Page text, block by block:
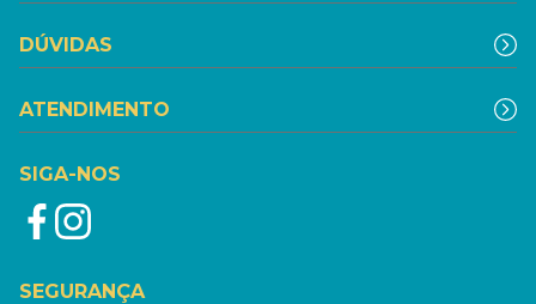
DÚVIDAS
ATENDIMENTO
SIGA-NOS
SEGURANÇA